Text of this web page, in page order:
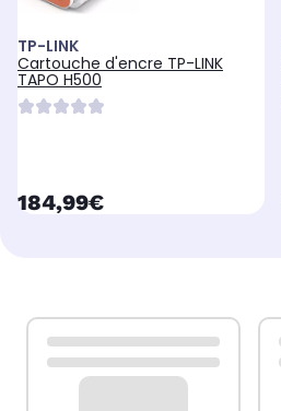
TP-LINK
Cartouche d'encre TP-LINK
TAPO H500
currentPrice
184,99€